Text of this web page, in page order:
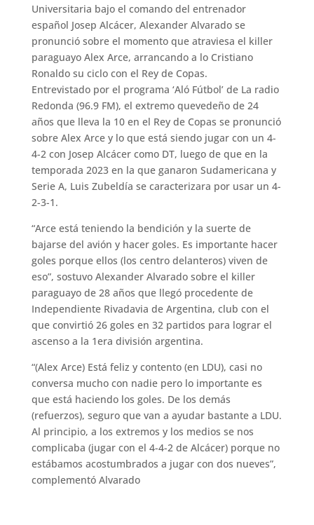
Universitaria bajo el comando del entrenador
español Josep Alcácer, Alexander Alvarado se
pronunció sobre el momento que atraviesa el killer
paraguayo Alex Arce, arrancando a lo Cristiano
Ronaldo su ciclo con el Rey de Copas.
Entrevistado por el programa ‘Aló Fútbol’ de La radio
Redonda (96.9 FM), el extremo quevedeño de 24
años que lleva la 10 en el Rey de Copas se pronunció
sobre Alex Arce y lo que está siendo jugar con un 4-
4-2 con Josep Alcácer como DT, luego de que en la
temporada 2023 en la que ganaron Sudamericana y
Serie A, Luis Zubeldía se caracterizara por usar un 4-
2-3-1.
“Arce está teniendo la bendición y la suerte de
bajarse del avión y hacer goles. Es importante hacer
goles porque ellos (los centro delanteros) viven de
eso”, sostuvo Alexander Alvarado sobre el killer
paraguayo de 28 años que llegó procedente de
Independiente Rivadavia de Argentina, club con el
que convirtió 26 goles en 32 partidos para lograr el
ascenso a la 1era división argentina.
“(Alex Arce) Está feliz y contento (en LDU), casi no
conversa mucho con nadie pero lo importante es
que está haciendo los goles. De los demás
(refuerzos), seguro que van a ayudar bastante a LDU.
Al principio, a los extremos y los medios se nos
complicaba (jugar con el 4-4-2 de Alcácer) porque no
estábamos acostumbrados a jugar con dos nueves”,
complementó Alvarado